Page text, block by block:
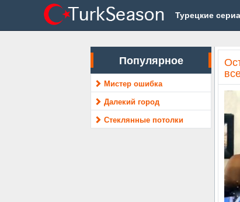
Турецкие
Популярное
Мистер ошибка
Далекий город
Стеклянные потолки